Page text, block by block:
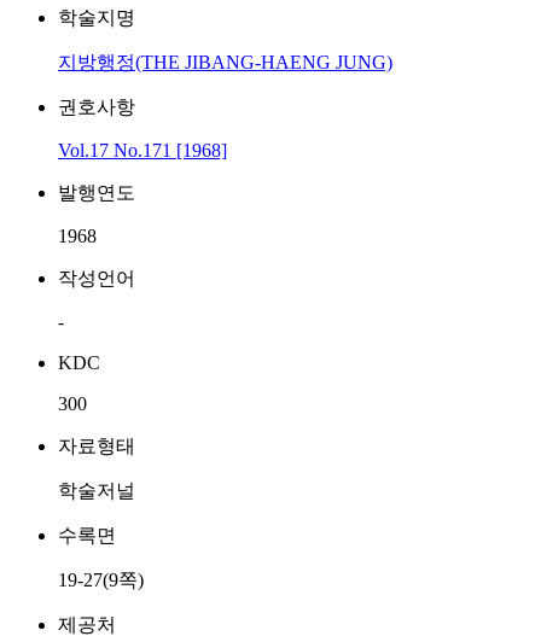
학술지명
지방행정(THE JIBANG-HAENG JUNG)
권호사항
Vol.17 No.171 [1968]
발행연도
1968
작성언어
-
KDC
300
자료형태
학술저널
수록면
19-27(9쪽)
제공처